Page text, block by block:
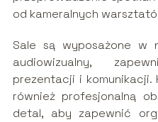
od kameralnych
Sale są wyposażone w
audiowizualny,
prezentacji i komunikacji.
również profesjonalną
detal, aby zapewnić